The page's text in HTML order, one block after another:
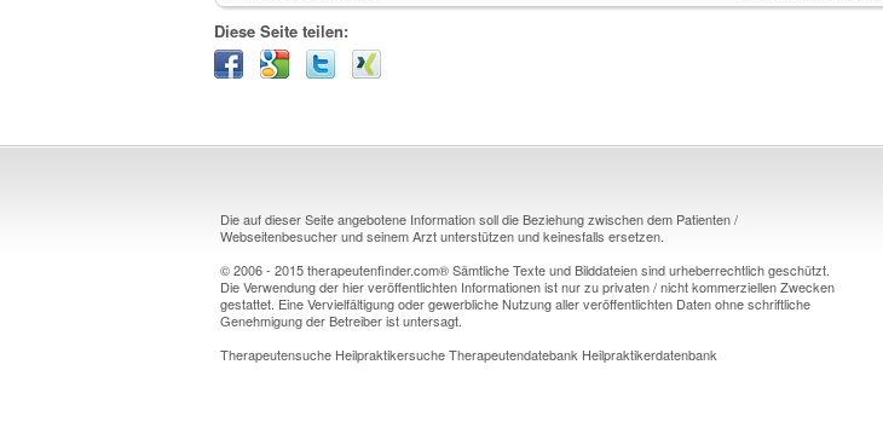
Diese Seite teilen:
Die auf dieser Seite angebotene Information soll die Beziehung zwischen dem Patienten /
Webseitenbesucher und seinem Arzt unterstützen und keinesfalls ersetzen.
© 2006 - 2015 therapeutenfinder.com® Sämtliche Texte und Bilddateien sind urheberrechtlich geschützt.
Die Verwendung der hier veröffentlichten Informationen ist nur zu privaten / nicht kommerziellen Zwecken
gestattet. Eine Vervielfältigung oder gewerbliche Nutzung aller veröffentlichten Daten ohne schriftliche
Genehmigung der Betreiber ist untersagt.
Therapeutensuche Heilpraktikersuche Therapeutendatebank Heilpraktikerdatenbank